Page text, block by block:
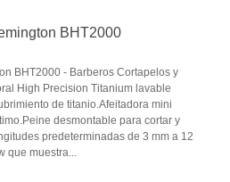
BHT2000
BHT2000 - Barberos Cortapelos y
High Precision Titanium lavable
de titanio.Afeitadora mini
desmontable para cortar y
predeterminadas de 3 mm a 12
que muestra...